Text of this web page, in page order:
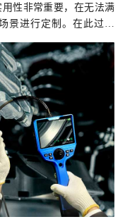
性非常重要，在无法满
景进行定制。在此过程
至需要亲自到现场进行
。